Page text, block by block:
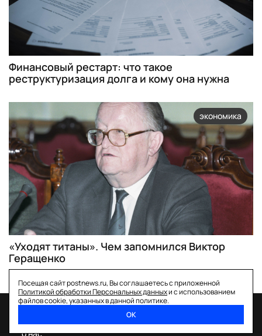
Финансовый рестарт: что такое
реструктуризация долга и кому она нужна
экономика
«Уходят титаны». Чем запомнился Виктор
Геращенко
Посещая сайт postnews.ru, Вы соглашаетесь с приложенной
Политикой обработки Персональных данныхи с использованием
файлов cookie, указанных в данной политике.
ОК
о нас